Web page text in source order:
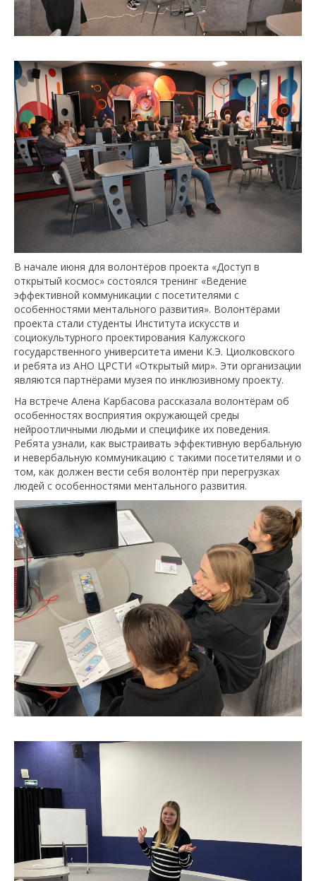
В начале июня для волонтёров проекта «Доступ в
открытый космос» состоялся тренинг «Ведение
эффективной коммуникации с посетителями с
особенностями ментального развития». Волонтёрами
проекта стали студенты Института искусств и
социокультурного проектирования Калужского
государственного университета имени К.Э. Циолковского
и ребята из АНО ЦРСТИ «Открытый мир». Эти организации
являются партнёрами музея по инклюзивному проекту.
На встрече Алена Карбасова рассказала волонтёрам об
особенностях восприятия окружающей среды
нейроотличными людьми и специфике их поведения.
Ребята узнали, как выстраивать эффективную вербальную
и невербальную коммуникацию с такими посетителями и о
том, как должен вести себя волонтёр при перегрузках
людей с особенностями ментального развития.